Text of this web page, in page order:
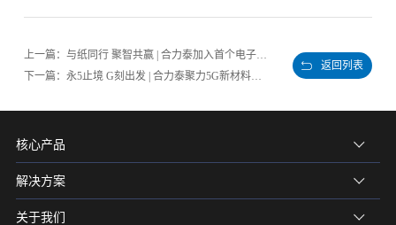
上一篇：与纸同行 聚智共赢 | 合力泰加入首个电子纸行业组织 引领绿色智慧新生活
下一篇：永5止境 G刻出发 | 合力泰聚力5G新材料，共建5G新时代
返回列表
核心产品
解决方案
关于我们